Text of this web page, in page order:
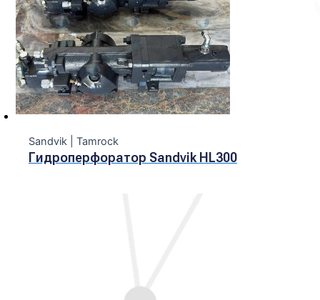
Sandvik | Tamrock
Гидроперфоратор Sandvik HL300